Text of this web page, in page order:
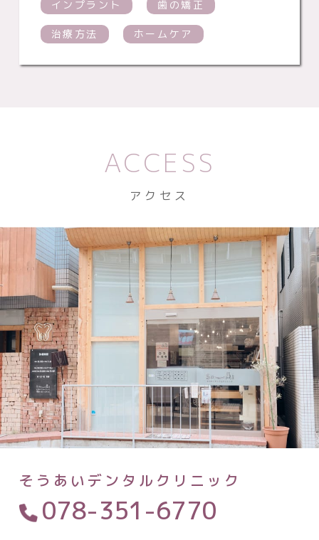
インプラント 歯の矯正
治療方法 ホームケア
ACCESS
アクセス
そうあいデンタルクリニック
078-351-6770